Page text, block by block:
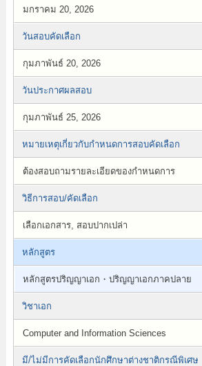
มกราคม 20, 2026
วันสอบคัดเลือก
กุมภาพันธ์ 20, 2026
วันประกาศผลสอบ
กุมภาพันธ์ 25, 2026
หมายเหตุเกี่ยวกับกำหนดการสอบคัดเลือก
ต้องสอบถามรายละเอียดของกำหนดการ
วิธีการสอบ/คัดเลือก
เลือกเอกสาร, สอบปากเปล่า
หลักสูตร
หลักสูตรปริญญาเอก・ปริญญาเอกภาคปลาย
วิชาเอก
Computer and Information Sciences
มี/ไม่มีการคัดเลือกนักศึกษาต่างชาติกรณีพิเศษ